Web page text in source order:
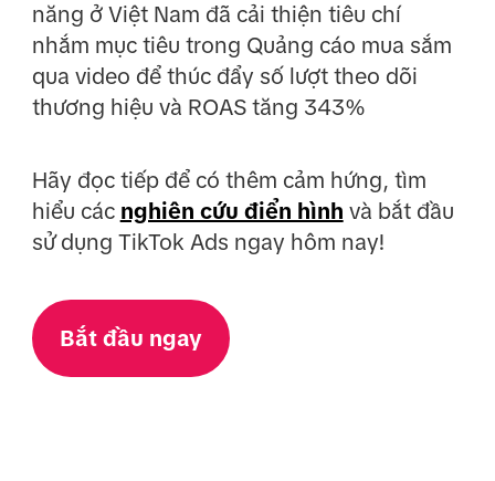
năng ở Việt Nam đã cải thiện tiêu chí
nhắm mục tiêu trong Quảng cáo mua sắm
qua video để thúc đẩy số lượt theo dõi
thương hiệu và ROAS tăng 343%
Hãy đọc tiếp để có thêm cảm hứng, tìm
hiểu các nghiên cứu điển hình và bắt đầu
sử dụng TikTok Ads ngay hôm nay!
Bắt đầu ngay